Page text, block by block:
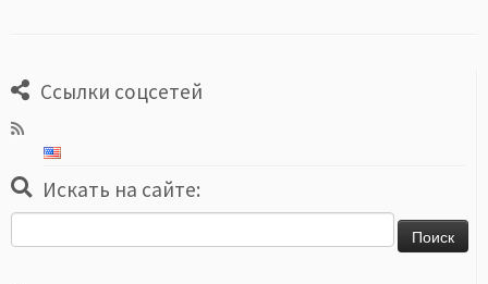
Ссылки соцсетей
Искать на сайте: